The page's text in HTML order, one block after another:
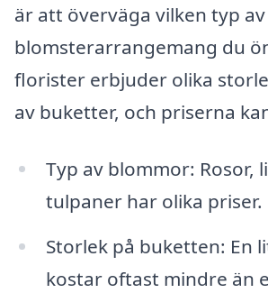
är att överväga vilken typ av
blomsterarrangemang du
florister erbjuder olika
av buketter, och priserna
Typ av blommor: Rosor,
tulpaner har olika priser.
Storlek på buketten: En
kostar oftast mindre än